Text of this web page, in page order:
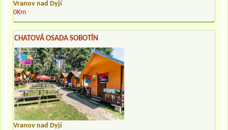
Vranov nad Dyjí
0Km
CHATOVÁ OSADA SOBOTÍN
Vranov nad Dyjí